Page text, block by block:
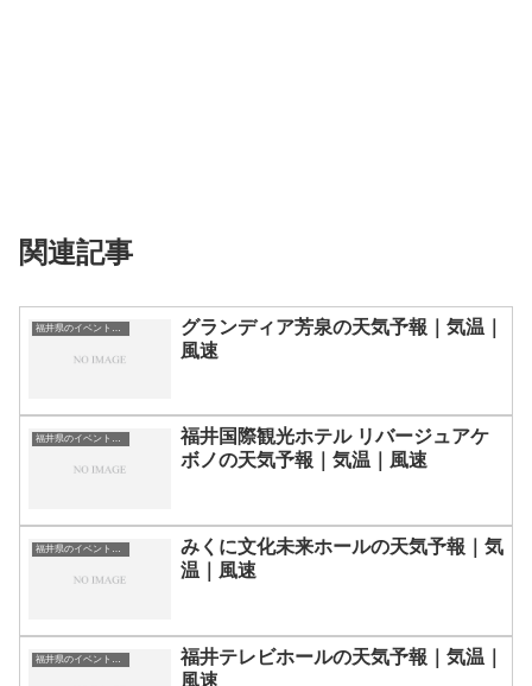
関連記事
福井県のイベント会場一覧
グランディア芳泉の天気予報｜気温｜
風速
福井県のイベント会場一覧
福井国際観光ホテル リバージュアケ
ボノの天気予報｜気温｜風速
福井県のイベント会場一覧
みくに文化未来ホールの天気予報｜気
温｜風速
福井県のイベント会場一覧
福井テレビホールの天気予報｜気温｜
風速